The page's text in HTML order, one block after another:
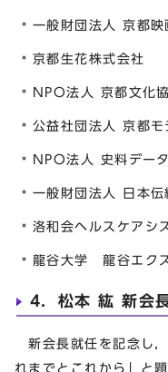
一般財団法人 京都映
京都生花株式会社
NPO法人 京都文化
公益社団法人 京都
NPO法人 史料デー
一般財団法人 日本伝
洛和会ヘルスケアシ
龍谷大学 龍谷エク
4．松本 紘 新会
新会長就任を記念し
れまでとこれから」と